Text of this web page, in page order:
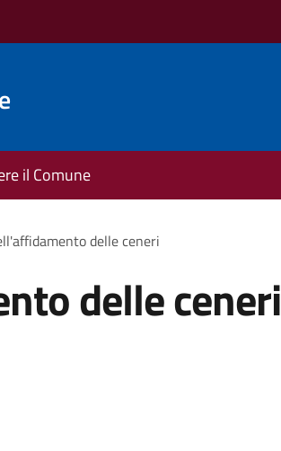
il Comune
delle ceneri
delle ceneri